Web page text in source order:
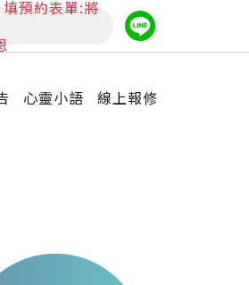
預約表單:將
心靈小語 線上報修